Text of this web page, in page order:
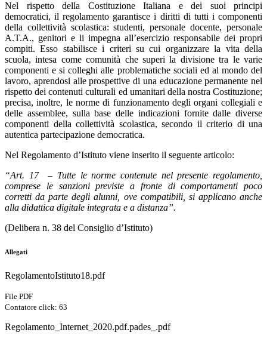
Nel rispetto della Costituzione Italiana e dei suoi principi
democratici, il regolamento garantisce i diritti di tutti i componenti
della collettività scolastica: studenti, personale docente, personale
A.T.A., genitori e li impegna all’esercizio responsabile dei propri
compiti. Esso stabilisce i criteri su cui organizzare la vita della
scuola, intesa come comunità che superi la divisione tra le varie
componenti e si colleghi alle problematiche sociali ed al mondo del
lavoro, aprendosi alle prospettive di una educazione permanente nel
rispetto dei contenuti culturali ed umanitari della nostra Costituzione;
precisa, inoltre, le norme di funzionamento degli organi collegiali e
delle assemblee, sulla base delle indicazioni fornite dalle diverse
componenti della collettività scolastica, secondo il criterio di una
autentica partecipazione democratica.
Nel Regolamento d’Istituto viene inserito il seguente articolo:
“Art. 17 – Tutte le norme contenute nel presente regolamento,
comprese le sanzioni previste a fronte di comportamenti poco
corretti da parte degli alunni, ove compatibili, si applicano anche
alla didattica digitale integrata e a distanza”.
(Delibera n. 38 del Consiglio d’Istituto)
Allegati
RegolamentoIstituto18.pdf
File PDF
Contatore click: 63
Regolamento_Internet_2020.pdf.pades_.pdf